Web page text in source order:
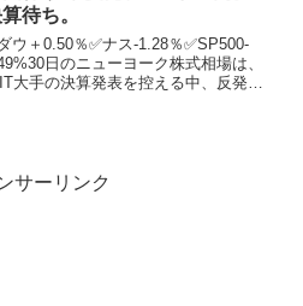
待ち。
ウ＋0.50％✅ナス-1.28％✅SP500-
日のニューヨーク株式相場は、
大手の決算発表を控える中、反発。
サーリンク